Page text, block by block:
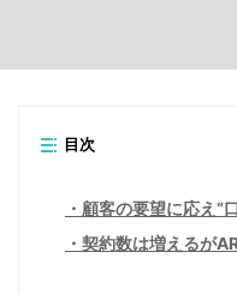
目次
顧客の要望に応え“
契約数は増えるが